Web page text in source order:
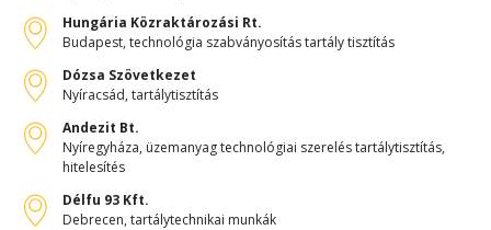
Hungária Közraktározási Rt.
Budapest, technológia szabványosítás tartály tisztítás
Dózsa Szövetkezet
Nyíracsád, tartálytisztítás
Andezit Bt.
Nyíregyháza, üzemanyag technológiai szerelés tartálytisztítás,
hitelesítés
Délfu 93 Kft.
Debrecen, tartálytechnikai munkák